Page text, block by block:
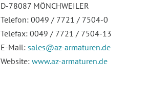
D-78087 MÖNCHWEILER
Telefon: 0049 / 7721 / 7504-0
Telefax: 0049 / 7721 / 7504-13
E-Mail: sales@az-armaturen.de
Website: www.az-armaturen.de